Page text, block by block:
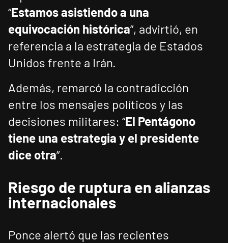
“Estamos asistiendo a una
equivocación histórica”, advirtió, en
referencia a la estrategia de Estados
Unidos frente a Irán.
Además, remarcó la contradicción
entre los mensajes políticos y las
decisiones militares: “El Pentágono
tiene una estrategia y el presidente
dice otra”.
Riesgo de ruptura en alianzas
internacionales
Ponce alertó que las recientes